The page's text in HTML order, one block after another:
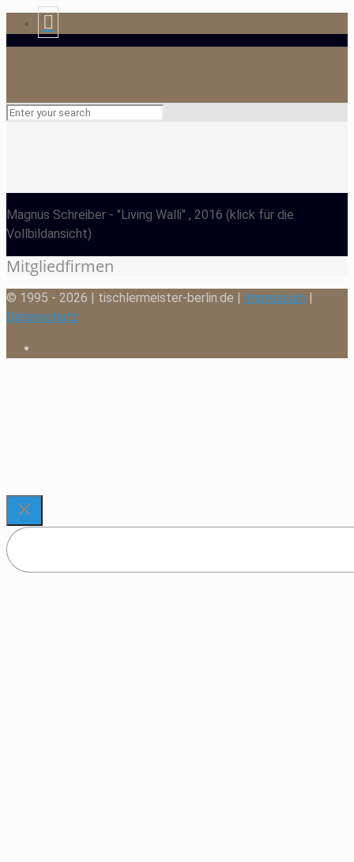
Magnus Schreiber - "Living Walli" , 2016 (klick für die
Vollbildansicht)
Mitgliedfirmen
© 1995 - 2026 | tischlermeister-berlin.de | Impressum |
Datenschutz